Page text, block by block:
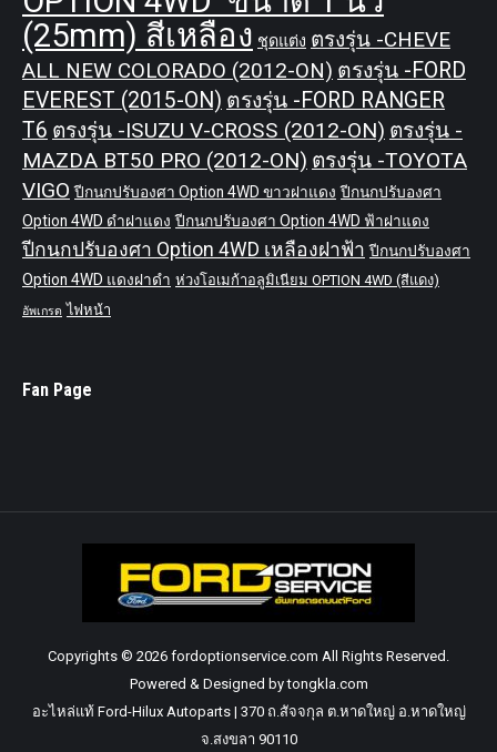
(25mm) สีเหลือง ชุดแต่ง ตรงรุ่น -CHEVE
ALL NEW COLORADO (2012-ON) ตรงรุ่น -FORD
EVEREST (2015-ON) ตรงรุ่น -FORD RANGER
T6 ตรงรุ่น -ISUZU V-CROSS (2012-ON) ตรงรุ่น -
MAZDA BT50 PRO (2012-ON) ตรงรุ่น -TOYOTA
VIGO ปีกนกปรับองศา Option 4WD ขาวฝาแดง ปีกนกปรับองศา
Option 4WD ดำฝาแดง ปีกนกปรับองศา Option 4WD ฟ้าฝาแดง
ปีกนกปรับองศา Option 4WD เหลืองฝาฟ้า ปีกนกปรับองศา
Option 4WD แดงฝาดำ ห่วงโอเมก้าอลูมิเนียม OPTION 4WD (สีแดง)
อัพเกรด ไฟหน้า
Fan Page
Copyrights © 2026 fordoptionservice.com All Rights Reserved.
Powered & Designed by tongkla.com
อะไหล่แท้ Ford-Hilux Autoparts | 370 ถ.สัจจกุล ต.หาดใหญ่ อ.หาดใหญ่
จ.สงขลา 90110